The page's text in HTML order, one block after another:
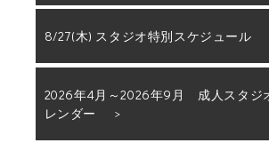
8/27(木) スタジオ特別スケジュール
2026年4月～2026年9月 成人スタ
レンダー